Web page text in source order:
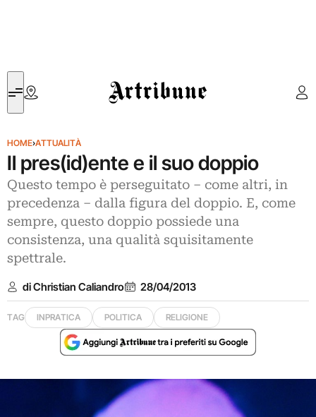
Artribune
HOME›ATTUALITÀ
Il pres(id)ente e il suo doppio
Questo tempo è perseguitato – come altri, in
precedenza – dalla figura del doppio. E, come
sempre, questo doppio possiede una
consistenza, una qualità squisitamente
spettrale.
di Christian Caliandro 28/04/2013
TAG INPRATICA POLITICA RELIGIONE